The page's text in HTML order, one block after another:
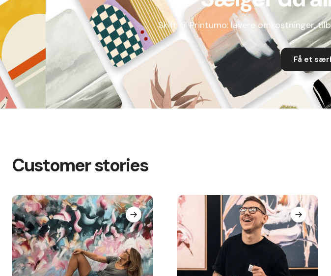
Skift til Printumo: lavere omkostninger,
Få et
Customer stories